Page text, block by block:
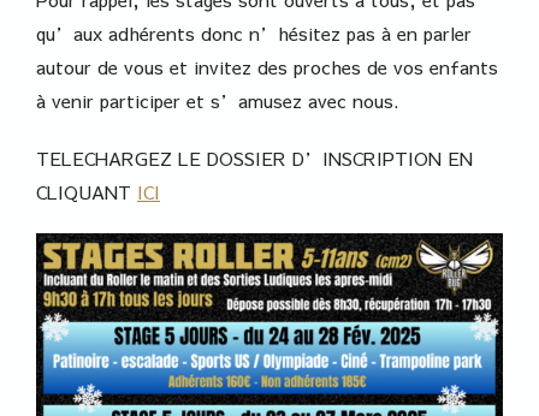
qu’aux adhérents donc n’hésitez pas à en parler
autour de vous et invitez des proches de vos enfants
à venir participer et s’amusez avec nous.
TELECHARGEZ LE DOSSIER D’INSCRIPTION EN
CLIQUANT ICI